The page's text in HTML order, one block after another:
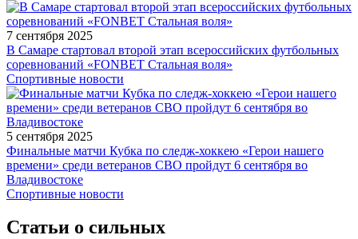
7 сентября 2025
В Самаре стартовал второй этап всероссийских футбольных
соревнований «FONBET Стальная воля»
Спортивные новости
5 сентября 2025
Финальные матчи Кубка по следж-хоккею «Герои нашего
времени» среди ветеранов СВО пройдут 6 сентября во
Владивостоке
Спортивные новости
Статьи о сильных